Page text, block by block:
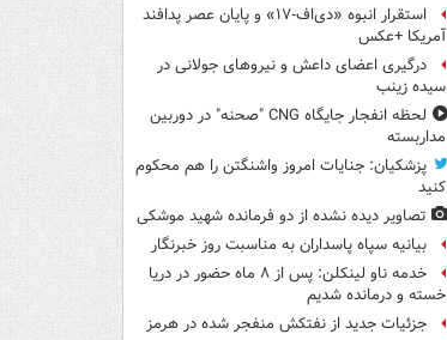
استقرار انبوه «دی‌اف‑۱۷» و پایان عصر پدافند
آمریکا +عکس
درگیری اعضای داعش و نیروهای جولانی در
سیده زینب
لحظه انفجار جایگاه CNG "صحنه" در دوربین
مداربسته
پزشکیان: جنایات امروز واشنگتن را هم محکوم
کنید
تصاویر دیده‌ نشده از دو فرمانده شهید موشکی
بیانیه سپاه پاسداران به مناسبت روز خبرنگار
خدمه ناو لینکلن: پس از ۸ ماه حضور در دریا
خسته و درمانده‌ شدیم
جزئیات جدید از نفتکش منفجر شده در هرمز